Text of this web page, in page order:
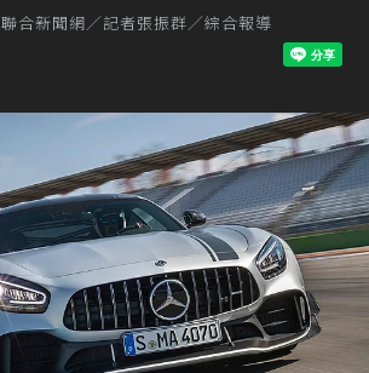
聯合新聞網／記者張振群／綜合報導